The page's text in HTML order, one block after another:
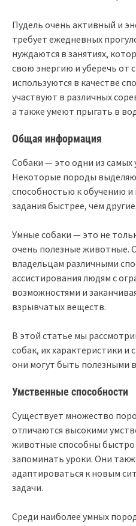
Пудель очень активный и
требует ежедневных
нуждаются в занятиях,
свою энергию и уберечь от
используются в качестве
участвуют в различных
а также умеют прыгать в
Общая информация
Собаки — это одни из
Некоторые породы
способностью к обучению
задания быстрее, чем другие.
Умные собаки — это не
очень полезные животные.
владельцам различными
ассистирования людям с
возможностями и
взрывчатых веществ.
В этой статье мы
собак, их характеристики и
они могут быть полезными
Умственные способности
Существует множество
отличаются высокими
животные способны
запоминать уроки. Они
адаптироваться к новым
задачи.
Среди наиболее умных